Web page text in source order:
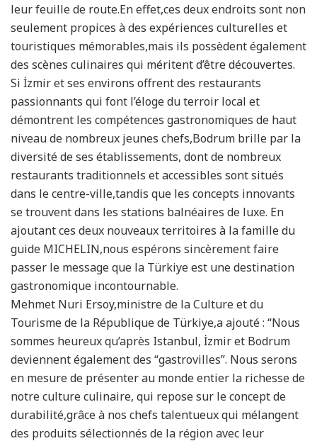
leur feuille de route.En effet,ces deux endroits sont non
seulement propices à des expériences culturelles et
touristiques mémorables,mais ils possèdent également
des scènes culinaires qui méritent d’être découvertes.
Si İzmir et ses environs offrent des restaurants
passionnants qui font l’éloge du terroir local et
démontrent les compétences gastronomiques de haut
niveau de nombreux jeunes chefs,Bodrum brille par la
diversité de ses établissements, dont de nombreux
restaurants traditionnels et accessibles sont situés
dans le centre-ville,tandis que les concepts innovants
se trouvent dans les stations balnéaires de luxe. En
ajoutant ces deux nouveaux territoires à la famille du
guide MICHELIN,nous espérons sincèrement faire
passer le message que la Türkiye est une destination
gastronomique incontournable.
Mehmet Nuri Ersoy,ministre de la Culture et du
Tourisme de la République de Türkiye,a ajouté : “Nous
sommes heureux qu’après Istanbul, İzmir et Bodrum
deviennent également des “gastrovilles”. Nous serons
en mesure de présenter au monde entier la richesse de
notre culture culinaire, qui repose sur le concept de
durabilité,grâce à nos chefs talentueux qui mélangent
des produits sélectionnés de la région avec leur